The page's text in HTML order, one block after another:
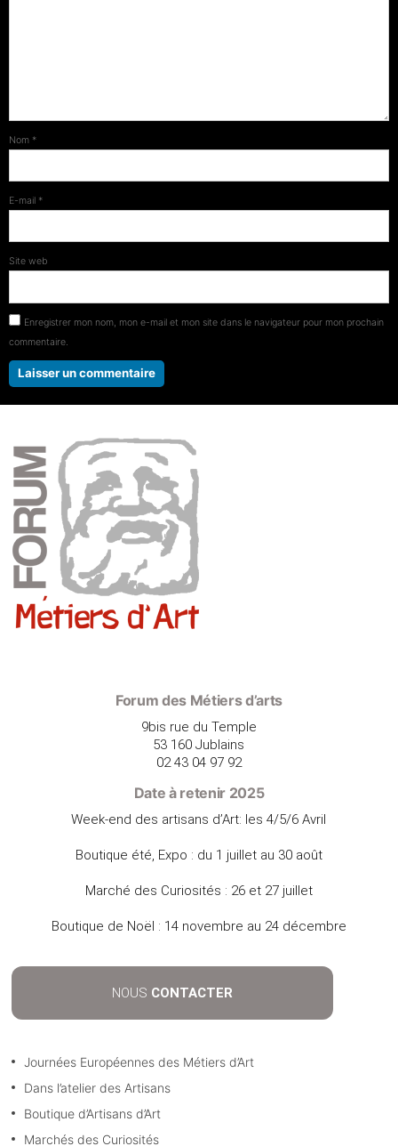
Nom *
E-mail *
Site web
Enregistrer mon nom, mon e-mail et mon site dans le navigateur pour mon prochain
commentaire.
Forum des Métiers d’arts
9bis rue du Temple
53 160 Jublains
02 43 04 97 92
Date à retenir 2025
Week-end des artisans d’Art: les 4/5/6 Avril
Boutique été, Expo : du 1 juillet au 30 août
Marché des Curiosités : 26 et 27 juillet
Boutique de Noël : 14 novembre au 24 décembre
NOUS CONTACTER
Journées Européennes des Métiers d’Art
Dans l’atelier des Artisans
Boutique d’Artisans d’Art
Marchés des Curiosités